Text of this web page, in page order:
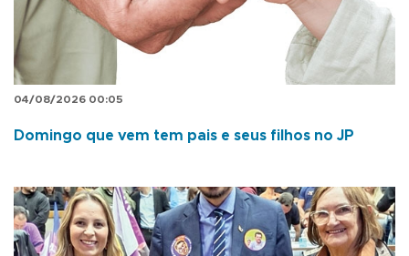
04/08/2026 00:05
Domingo que vem tem pais e seus filhos no JP